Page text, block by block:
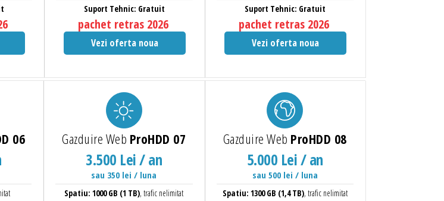
Suport Tehnic: Gratuit
pachet retras 2026
Vezi oferta noua
Suport Tehnic: Gratuit
pachet retras 2026
Vezi oferta noua
06 Gazduire Web ProHDD 07
3.500 Lei / an
sau 350 lei / luna
Spatiu: 1000 GB (1 TB), trafic nelimitat
Gazduire Web ProHDD 08
5.000 Lei / an
sau 500 lei / luna
Spatiu: 1300 GB (1,4 TB), trafic nelimitat